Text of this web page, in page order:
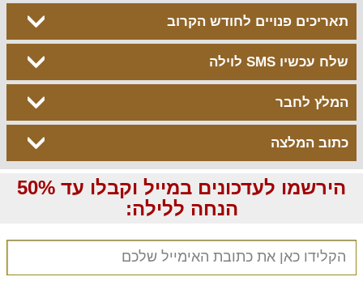
תאריכים פנויים לחודש הקרוב
שלח עכשיו SMS לוילה
המלץ לחבר
כתוב המלצה
הירשמו לעדכונים במייל וקבלו עד 50%
הנחה ללילה: